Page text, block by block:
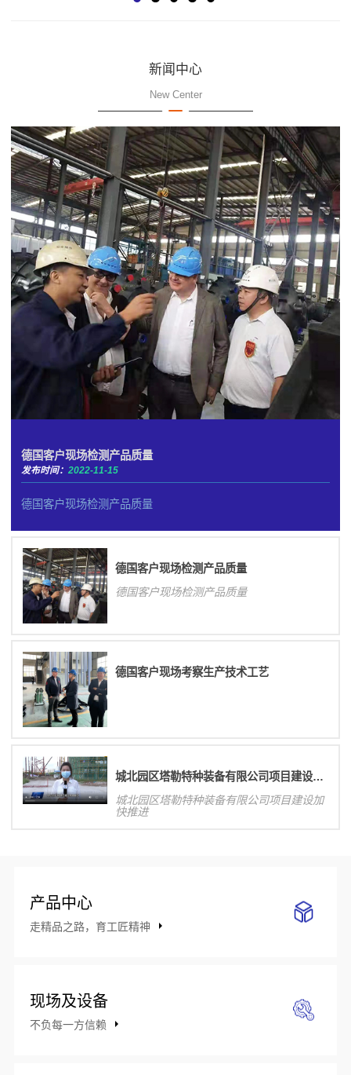
新闻中心
New Center
德国客户现场检测产品质量
发布时间： 2022-11-15
德国客户现场检测产品质量
德国客户现场检测产品质量
德国客户现场检测产品质量
德国客户现场考察生产技术工艺
城北园区塔勒特种装备有限公司项目建设加快推进
城北园区塔勒特种装备有限公司项目建设加
快推进
产品中心
走精品之路，育工匠精神
现场及设备
不负每一方信赖